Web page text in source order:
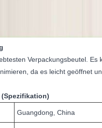
Verpackungsbeutel.
da es leicht geöffnet
Guangdong, China